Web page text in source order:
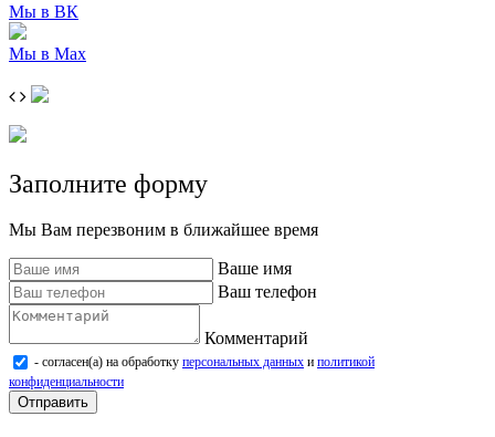
Мы в ВК
Мы в Max
Заполните форму
Мы Вам перезвоним в ближайшее время
Ваше имя
Ваш телефон
Комментарий
- согласен(а) на обработку персональных данных и политикой
конфиденциальности
Отправить